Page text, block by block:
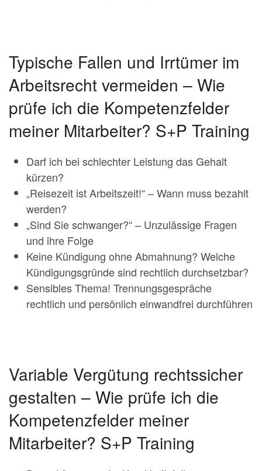
Typische Fallen und Irrtümer im
Arbeitsrecht vermeiden – Wie
prüfe ich die Kompetenzfelder
meiner Mitarbeiter? S+P Training
Darf ich bei schlechter Leistung das Gehalt
kürzen?
„Reisezeit ist Arbeitszeit!“ – Wann muss bezahlt
werden?
„Sind Sie schwanger?“ – Unzulässige Fragen
und ihre Folge
Keine Kündigung ohne Abmahnung? Welche
Kündigungsgründe sind rechtlich durchsetzbar?
Sensibles Thema! Trennungsgespräche
rechtlich und persönlich einwandfrei durchführen
Variable Vergütung rechtssicher
gestalten – Wie prüfe ich die
Kompetenzfelder meiner
Mitarbeiter? S+P Training